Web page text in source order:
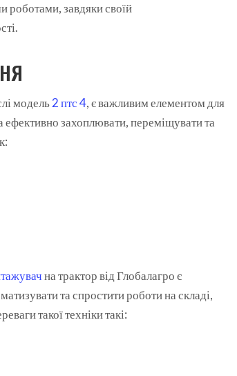
роботами, завдяки своїй
модель2 птс 4, є важливим елементом для
захоплювати, переміщувати та
на трактор від Глобалагро є
та спростити роботи на складі,
такої техніки такі: